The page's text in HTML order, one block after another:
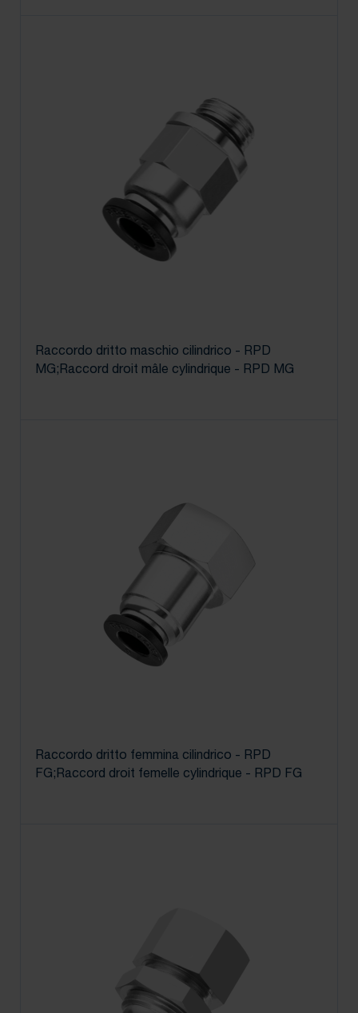
Raccordo dritto maschio cilindrico - RPD
MG;Raccord droit mâle cylindrique - RPD MG
Raccordo dritto femmina cilindrico - RPD
FG;Raccord droit femelle cylindrique - RPD FG